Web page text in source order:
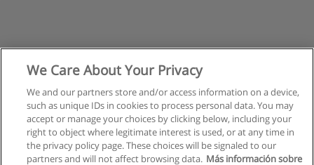
We Care About Your Privacy
We and our partners store and/or access information on a device,
such as unique IDs in cookies to process personal data. You may
accept or manage your choices by clicking below, including your
right to object where legitimate interest is used, or at any time in
the privacy policy page. These choices will be signaled to our
partners and will not affect browsing data. Más información sobre